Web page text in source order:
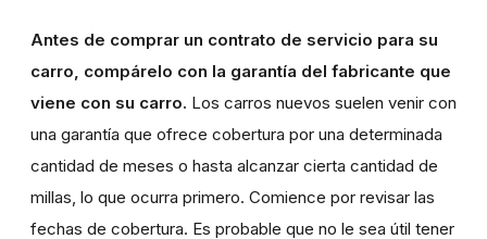
Antes de comprar un contrato de servicio para su
carro, compárelo con la garantía del fabricante que
viene con su carro. Los carros nuevos suelen venir con
una garantía que ofrece cobertura por una determinada
cantidad de meses o hasta alcanzar cierta cantidad de
millas, lo que ocurra primero. Comience por revisar las
fechas de cobertura. Es probable que no le sea útil tener